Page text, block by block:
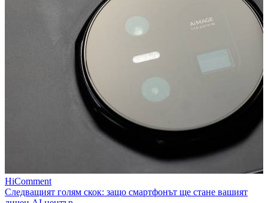
HiComment
Следващият голям скок: защо смартфонът ще стане вашият